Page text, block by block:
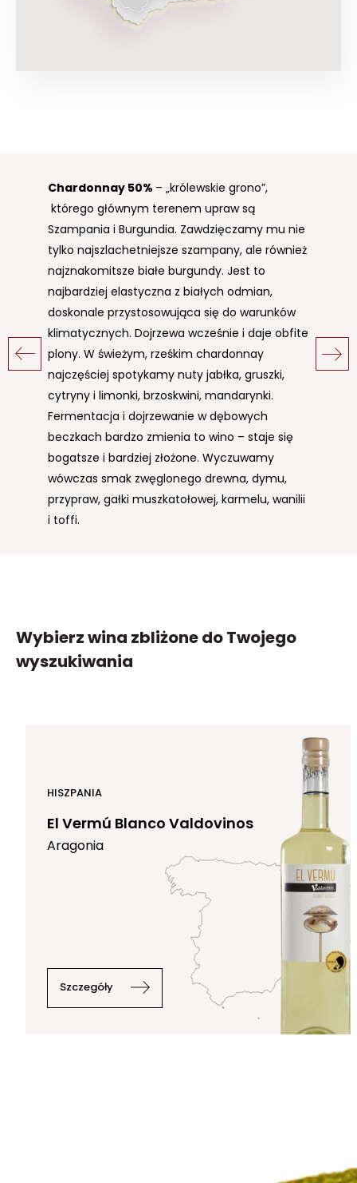
Chardonnay 50% – „królewskie grono”,
którego głównym terenem upraw są
Szampania i Burgundia. Zawdzięczamy mu nie
tylko najszlachetniejsze szampany, ale również
najznakomitsze białe burgundy. Jest to
najbardziej elastyczna z białych odmian,
doskonale przystosowująca się do warunków
klimatycznych. Dojrzewa wcześnie i daje obfite
plony. W świeżym, rześkim chardonnay
najczęściej spotykamy nuty jabłka, gruszki,
cytryny i limonki, brzoskwini, mandarynki.
Fermentacja i dojrzewanie w dębowych
beczkach bardzo zmienia to wino – staje się
bogatsze i bardziej złożone. Wyczuwamy
wówczas smak zwęglonego drewna, dymu,
przypraw, gałki muszkatołowej, karmelu, wanilii
i toffi.
Maccabeo50%– biały szczep,
przypuszczalnie pochodzący z regionu
Penedès w Katalonii, gdzie był znany już na
początku XVII w. Jest najpopularniejszą białą
odmiana w północnej części Hiszpanii. Stanowi
jeden z podstawowych szczepów do produkcji
musującego wina cava oraz białych win Rioja.
Popularny w całej Hiszpanii i południowej
Francji. Viura wnosi w wina nuty owocowe i
kwasowość a także rześkość i kwiatowy
charakter. Najczęściej powstają z niej wina,
które nie są starzone w beczkach, w
nowoczesnym stylu. Odmiana jest niewrażliwa
na utlenianie.
Wybierz wina zbliżonedo Twojego
wyszukiwania
HISZPANIA
El Vermú Blanco Valdovinos
Aragonia
Szczegóły